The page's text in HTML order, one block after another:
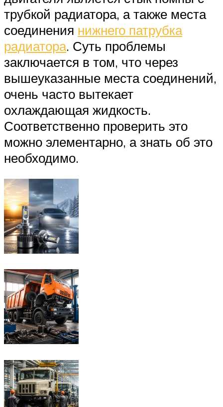
трубкой радиатора, а также места
соединения нижнего патрубка
радиатора. Суть проблемы
заключается в том, что через
вышеуказанные места соединений,
очень часто вытекает
охлаждающая жидкость.
Соответственно проверить это
можно элементарно, а знать об это
необходимо.